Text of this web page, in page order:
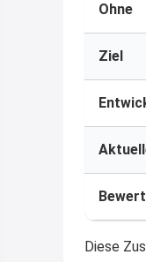
Ohne
Ziel
Diese